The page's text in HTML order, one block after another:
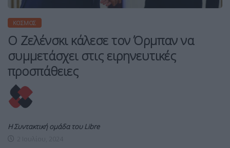
ΚΌΣΜΟΣ
Ο Ζελένσκι κάλεσε τον Όρμπαν να
συμμετάσχει στις ειρηνευτικές
προσπάθειες
Η Συντακτική ομάδα του Libre